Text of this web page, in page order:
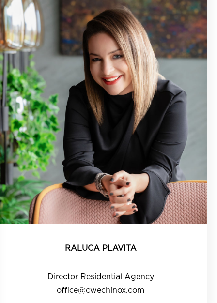
RALUCA PLAVITA
Director Residential Agency
office@cwechinox.com